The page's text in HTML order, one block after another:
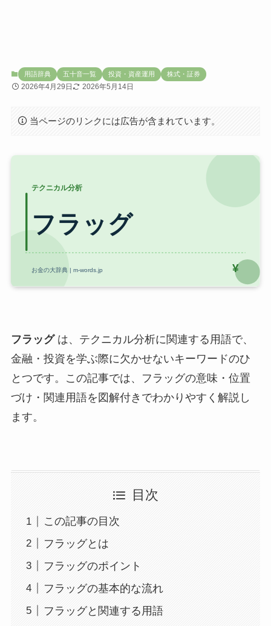
用語辞典 五十音一覧 投資・資産運用 株式・証券
2026年4月29日 2026年5月14日
当ページのリンクには広告が含まれています。
フラッグは、テクニカル分析に関連する用語で、
金融・投資を学ぶ際に欠かせないキーワードのひ
とつです。この記事では、フラッグの意味・位置
づけ・関連用語を図解付きでわかりやすく解説し
ます。
目次
この記事の目次
フラッグとは
フラッグのポイント
フラッグの基本的な流れ
フラッグと関連する用語